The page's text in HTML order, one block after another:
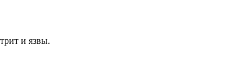
и язвы.